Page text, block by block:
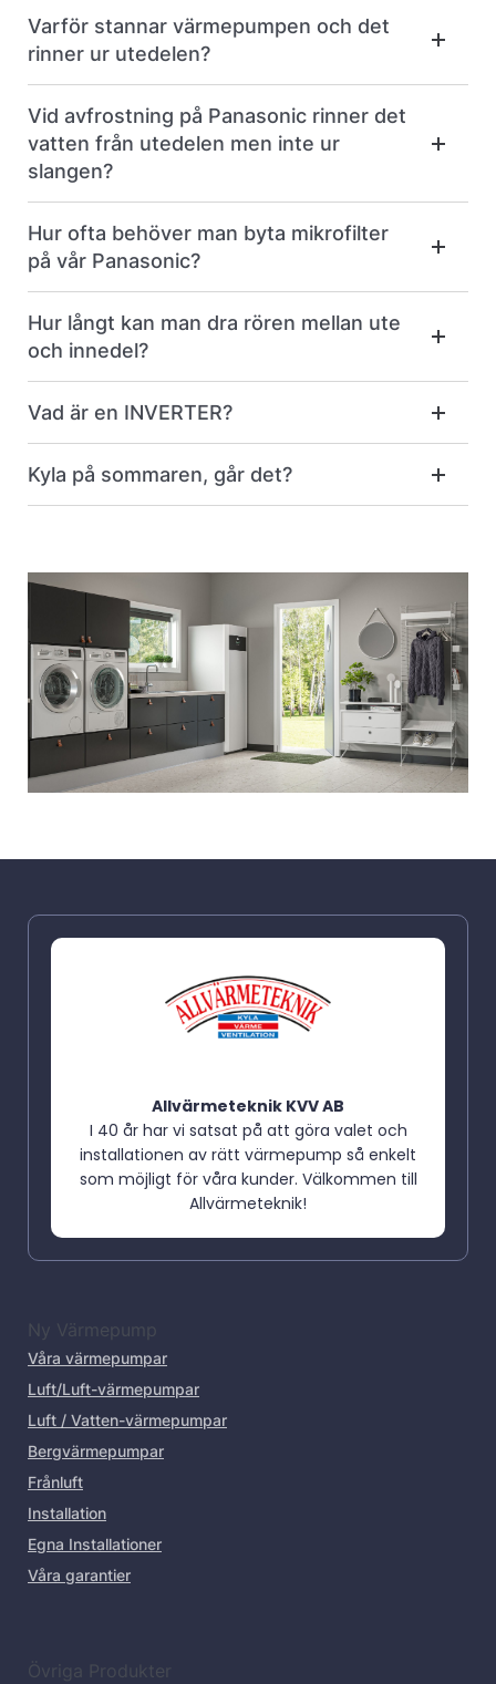
Varför stannar värmepumpen och det
rinner ur utedelen?
Vid avfrostning på Panasonic rinner det
vatten från utedelen men inte ur
slangen?
Hur ofta behöver man byta mikrofilter
på vår Panasonic?
Hur långt kan man dra rören mellan ute
och innedel?
Vad är en INVERTER?
Kyla på sommaren, går det?
Allvärmeteknik KVV AB
I 40 år har vi satsat på att göra valet och
installationen av rätt värmepump så enkelt
som möjligt för våra kunder. Välkommen till
Allvärmeteknik!
Ny Värmepump
Våra värmepumpar
Luft/Luft-värmepumpar
Luft / Vatten-värmepumpar
Bergvärmepumpar
Frånluft
Installation
Egna Installationer
Våra garantier
Övriga Produkter